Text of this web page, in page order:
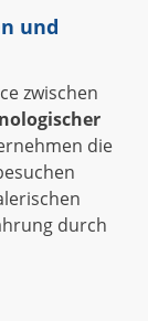
und
zwischen
die
durch